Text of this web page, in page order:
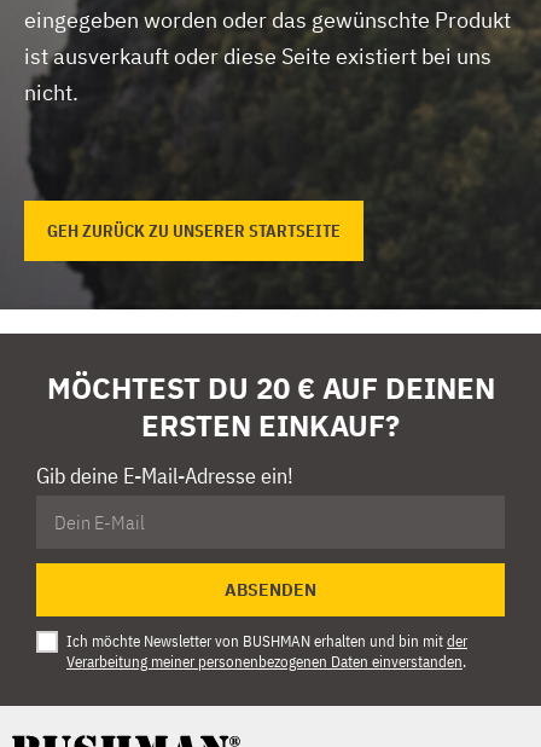
eingegeben worden oder das gewünschte Produkt
ist ausverkauft oder diese Seite existiert bei uns
nicht.
GEH ZURÜCK ZU UNSERER STARTSEITE
MÖCHTEST DU 20 € AUF DEINEN
ERSTEN EINKAUF?
Gib deine E-Mail-Adresse ein!
ABSENDEN
Ich möchte Newsletter von BUSHMAN erhalten und bin mitder
Verarbeitung meiner personenbezogenen Daten einverstanden.